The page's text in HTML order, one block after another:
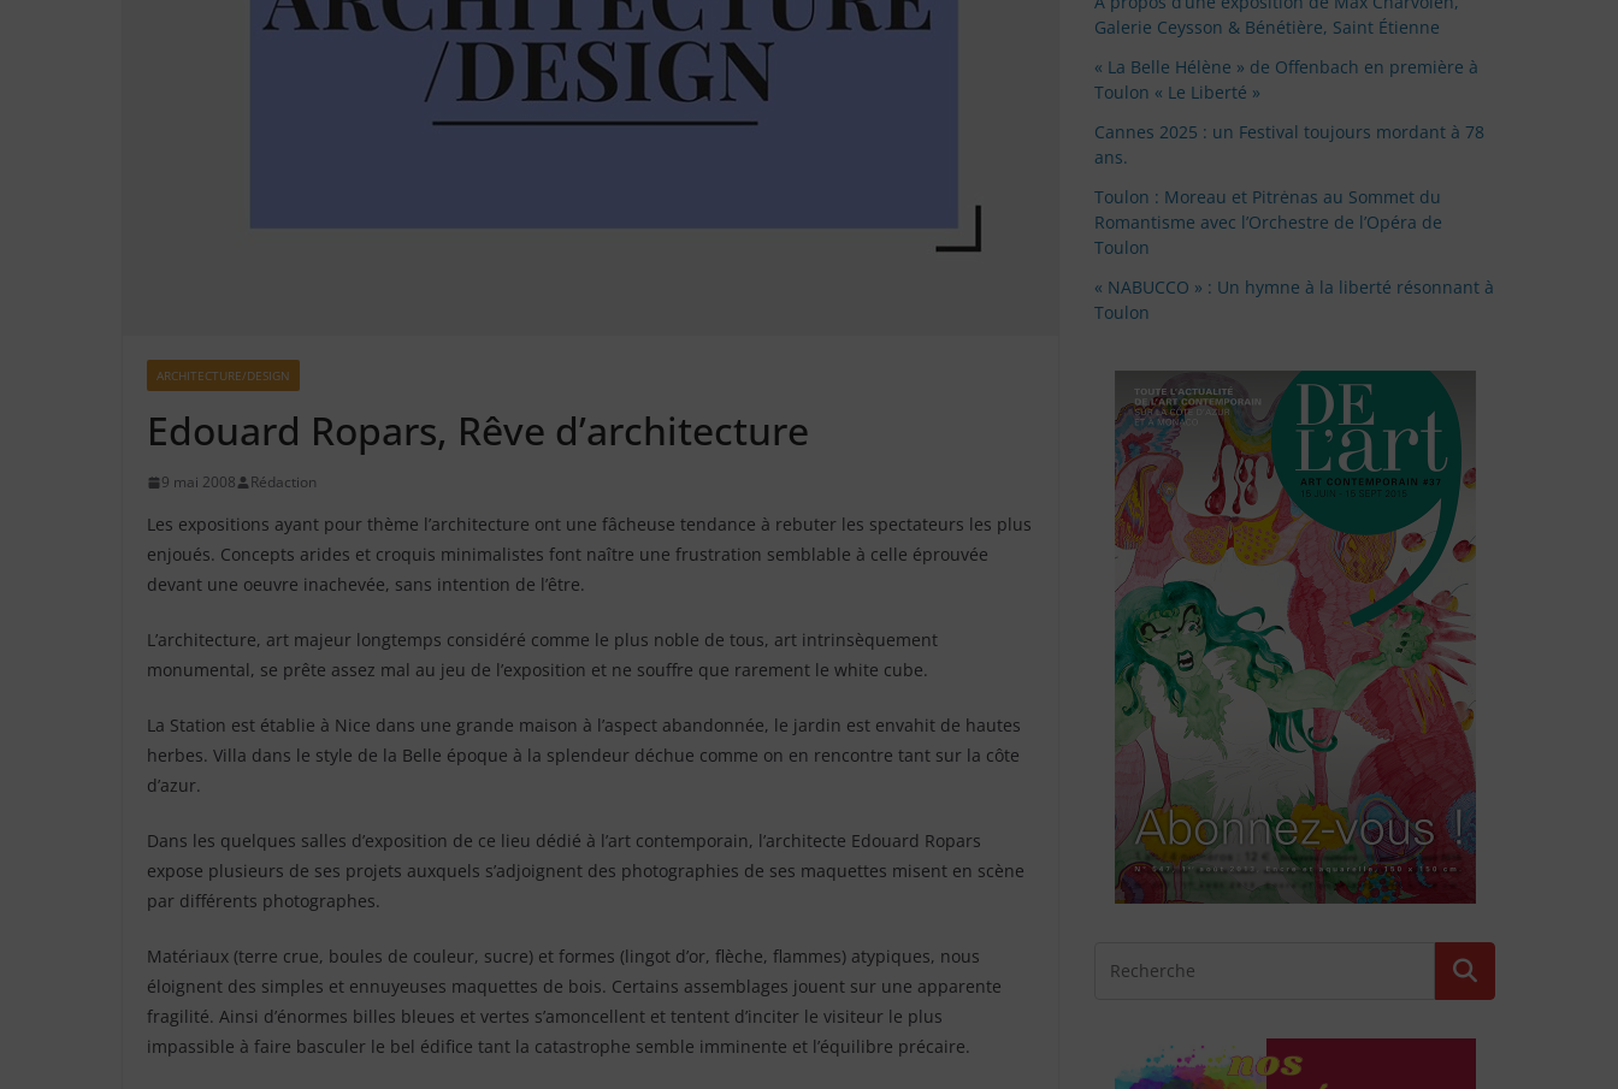
ARCHITECTURE/DESIGN
Edouard Ropars, Rêve d’architecture
9 mai 2008 Rédaction
Les expositions ayant pour thème l’architecture ont une fâcheuse tendance à rebuter les spectateurs les plus
enjoués. Concepts arides et croquis minimalistes font naître une frustration semblable à celle éprouvée
devant une oeuvre inachevée, sans intention de l’être.
L’architecture, art majeur longtemps considéré comme le plus noble de tous, art intrinsèquement
monumental, se prête assez mal au jeu de l’exposition et ne souffre que rarement le white cube.
La Station est établie à Nice dans une grande maison à l’aspect abandonnée, le jardin est envahit de hautes
herbes. Villa dans le style de la Belle époque à la splendeur déchue comme on en rencontre tant sur la côte
d’azur.
Dans les quelques salles d’exposition de ce lieu dédié à l’art contemporain, l’architecte Edouard Ropars
expose plusieurs de ses projets auxquels s’adjoignent des photographies de ses maquettes misent en scène
par différents photographes.
Matériaux (terre crue, boules de couleur, sucre) et formes (lingot d’or, flèche, flammes) atypiques, nous
éloignent des simples et ennuyeuses maquettes de bois. Certains assemblages jouent sur une apparente
fragilité. Ainsi d’énormes billes bleues et vertes s’amoncellent et tentent d’inciter le visiteur le plus
impassible à faire basculer le bel édifice tant la catastrophe semble imminente et l’équilibre précaire.
Galerie Ceysson & Bénétière, Saint Étienne
« La Belle Hélène » de Offenbach en première à
Toulon « Le Liberté »
Cannes 2025 : un Festival toujours mordant à 78
ans.
Toulon : Moreau et Pitrėnas au Sommet du
Romantisme avec l’Orchestre de l’Opéra de
Toulon
« NABUCCO » : Un hymne à la liberté résonnant à
Toulon